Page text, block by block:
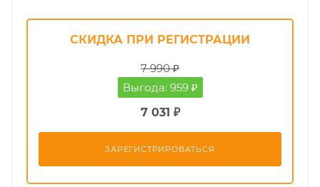
СКИДКА ПРИ РЕГИСТРАЦИИ
7 990 ₽
Выгода: 959 ₽
7 031 ₽
ЗАРЕГИСТРИРОВАТЬСЯ